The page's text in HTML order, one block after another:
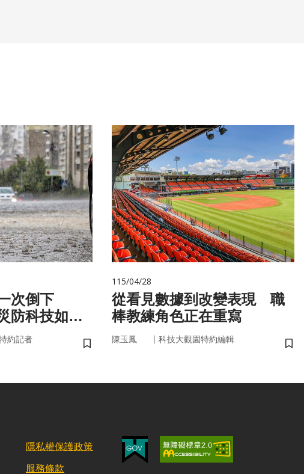
次倒下
防科技如何
約記者
儲存書籤
115/04/28
從看見數據到改變表現 職
棒教練角色正在重寫
陳玉鳳 ｜ 科技大觀園特約編輯
儲
隱私權保護政策
服務條款